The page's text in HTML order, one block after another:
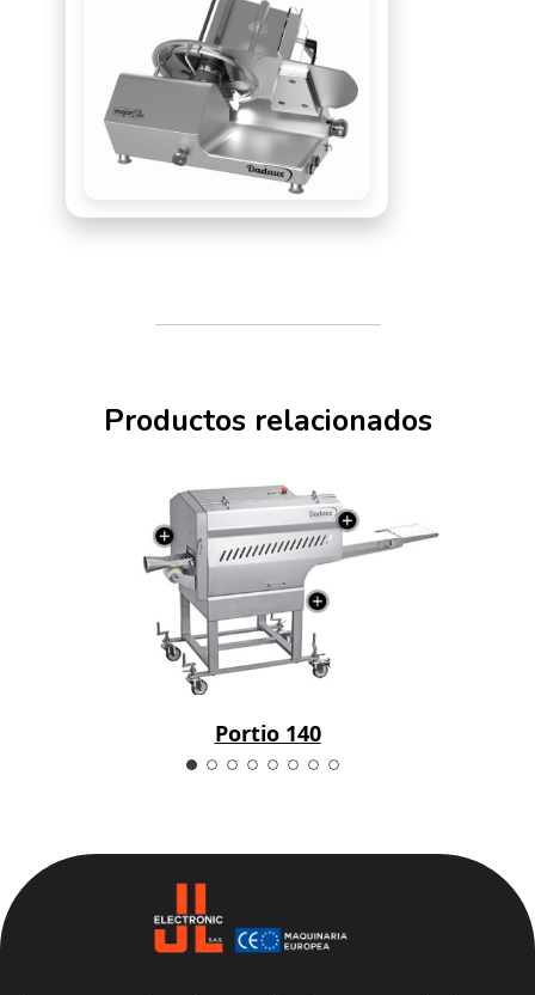
Productos relacionados
Portio 140